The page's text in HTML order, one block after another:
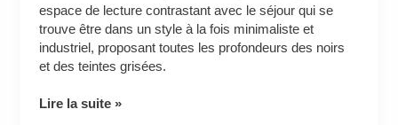
espace de lecture contrastant avec le séjour qui se
trouve être dans un style à la fois minimaliste et
industriel, proposant toutes les profondeurs des noirs
et des teintes grisées.
Lire la suite »